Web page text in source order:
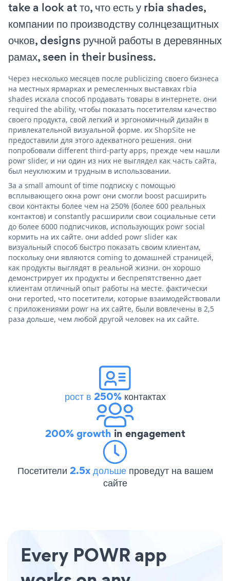
take a look at то, что есть у rbia shades,
компании по производству солнцезащитных
очков, designs ручной работы в деревянных
рамах, seen in their business.
Через несколько месяцев после publicizing своего бизнеса
на местных ярмарках и ремесленных выставках rbia
shades искала способ продавать товары в интернете. они
required the ability, чтобы показать посетителям качество
своего продукта, свой легкий и эргономичный дизайн в
привлекательной визуальной форме. их ShopSite не
предоставили для этого адекватного решения. они
попробовали different third-party apps, прежде чем нашли
powr slider, и ни один из них не выглядел как часть сайта,
был неуклюжим и трудным в использовании.
За a small amount of time подписку с помощью
всплывающего окна powr они смогли boost расширить
свои контакты более чем на 250% (более 600 реальных
контактов) и constantly расширили свои социальные сети
до более 6000 подписчиков, использующих powr social
кормить на их сайте. они added powr slider как
визуальный способ быстро показать своим клиентам,
поскольку они являются coming to домашней страницей,
как продукты выглядят в реальной жизни. он хорошо
демонстрирует их продукты и беспрепятственно дает
клиентам отличный опыт работы на месте. фактически
они reported, что посетители, которые взаимодействовали
с приложениями powr на их сайте, были вовлечены в 2,5
раза дольше, чем любой другой человек на их сайте.
рост в 250%контактах
200% growth in engagement
Посетители 2.5x дольше проведут на вашем
сайте
Every POWR app